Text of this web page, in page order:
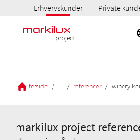
Erhvervskunder Private
forside / / referencer / winery
markilux project